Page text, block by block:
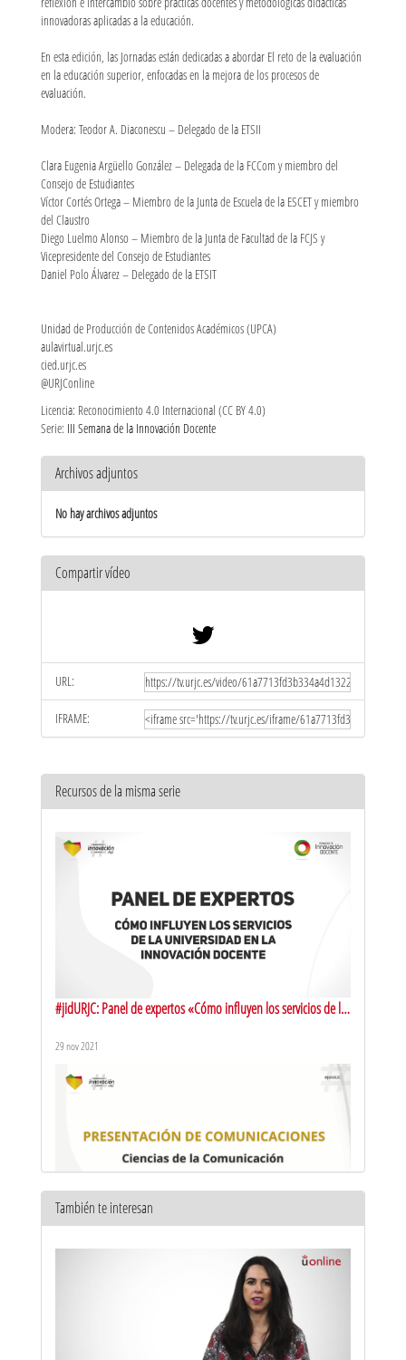
innovadoras aplicadas a la educación.
En esta edición, las Jornadas están dedicadas a abordar El reto de la evaluación
en la educación superior, enfocadas en la mejora de los procesos de
evaluación.
Modera: Teodor A. Diaconescu – Delegado de la ETSII
Clara Eugenia Argüello González – Delegada de la FCCom y miembro del
Consejo de Estudiantes
Víctor Cortés Ortega – Miembro de la Junta de Escuela de la ESCET y miembro
del Claustro
Diego Luelmo Alonso – Miembro de la Junta de Facultad de la FCJS y
Vicepresidente del Consejo de Estudiantes
Daniel Polo Álvarez – Delegado de la ETSIT
Unidad de Producción de Contenidos Académicos (UPCA)
aulavirtual.urjc.es
cied.urjc.es
@URJConline
Licencia: Reconocimiento 4.0 Internacional (CC BY 4.0)
Serie: III Semana de la Innovación Docente
Archivos adjuntos
No hay archivos adjuntos
Compartir vídeo
URL:
IFRAME:
Recursos de la misma serie
#jidURJC: Panel de expertos «Cómo influyen los servicios de la
29 nov 2021
También te interesan